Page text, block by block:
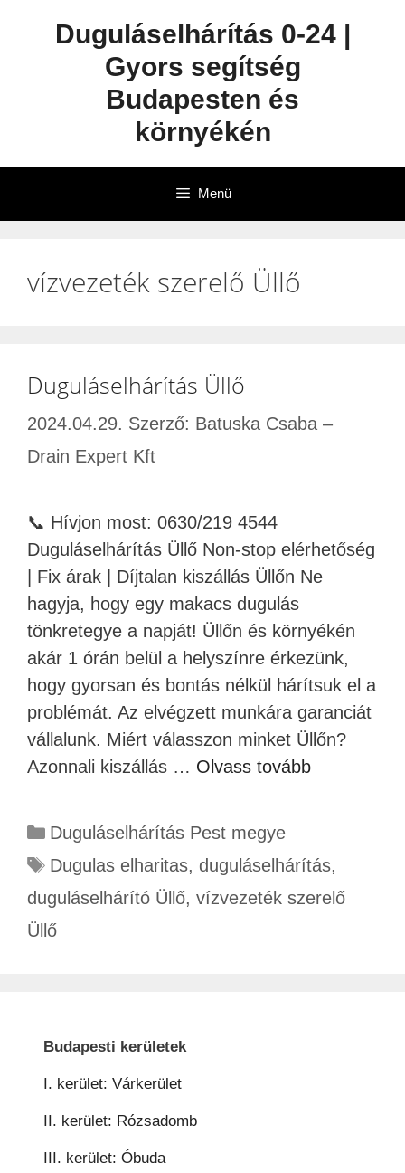
Duguláselhárítás 0-24 |
Gyors segítség
Budapesten és
környékén
Menü
vízvezeték szerelő Üllő
Duguláselhárítás Üllő
2024.04.29. Szerző: Batuska Csaba –
Drain Expert Kft
📞 Hívjon most: 0630/219 4544
Duguláselhárítás Üllő Non-stop elérhetőség
| Fix árak | Díjtalan kiszállás Üllőn Ne
hagyja, hogy egy makacs dugulás
tönkretegye a napját! Üllőn és környékén
akár 1 órán belül a helyszínre érkezünk,
hogy gyorsan és bontás nélkül hárítsuk el a
problémát. Az elvégzett munkára garanciát
vállalunk. Miért válasszon minket Üllőn?
Azonnali kiszállás … Olvass tovább
Duguláselhárítás Pest megye
Dugulas elharitas, duguláselhárítás,
duguláselhárító Üllő, vízvezeték szerelő
Üllő
Budapesti kerületek
I. kerület: Várkerület
II. kerület: Rózsadomb
III. kerület: Óbuda